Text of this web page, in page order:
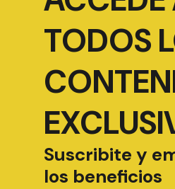
TODOS
Suscribite y
los beneficios